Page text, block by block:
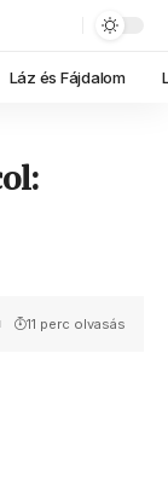
Láz és Fájdalom
11 perc olvasás